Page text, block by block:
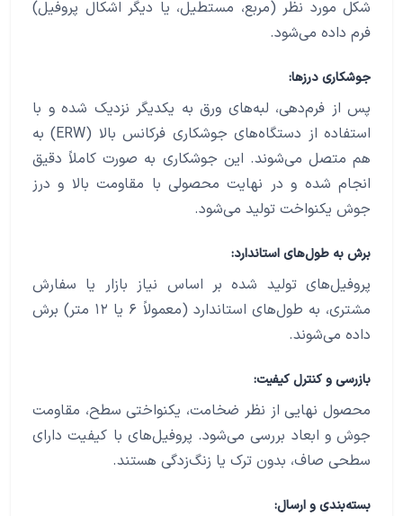
شکل مورد نظر (مربع، مستطیل، یا دیگر اشکال پروفیل)
فرم داده می‌شود.
جوشکاری درزها:
پس از فرم‌دهی، لبه‌های ورق به یکدیگر نزدیک شده و با
استفاده از دستگاه‌های جوشکاری فرکانس بالا (ERW) به
هم متصل می‌شوند. این جوشکاری به صورت کاملاً دقیق
انجام شده و در نهایت محصولی با مقاومت بالا و درز
جوش یکنواخت تولید می‌شود.
برش به طول‌های استاندارد:
پروفیل‌های تولید شده بر اساس نیاز بازار یا سفارش
مشتری، به طول‌های استاندارد (معمولاً ۶ یا ۱۲ متر) برش
داده می‌شوند.
بازرسی و کنترل کیفیت:
محصول نهایی از نظر ضخامت، یکنواختی سطح، مقاومت
جوش و ابعاد بررسی می‌شود. پروفیل‌های با کیفیت دارای
سطحی صاف، بدون ترک یا زنگ‌زدگی هستند.
بسته‌بندی و ارسال: